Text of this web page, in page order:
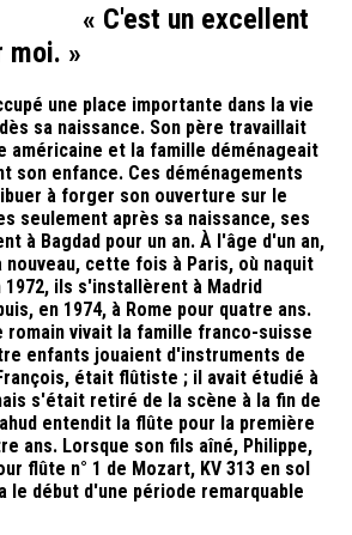
« C'est un excellent
moi. »
une place importante dans la vie
sa naissance. Son père travaillait
américaine et la famille déménageait
son enfance. Ces déménagements
à forger son ouverture sur le
seulement après sa naissance, ses
à Bagdad pour un an. À l'âge d'un an,
nouveau, cette fois à Paris, où naquit
ils s'installèrent à Madrid
en 1974, à Rome pour quatre ans.
romain vivait la famille franco-suisse
enfants jouaient d'instruments de
était flûtiste ; il avait étudié à
s'était retiré de la scène à la fin de
entendit la flûte pour la première
ans. Lorsque son fils aîné, Philippe,
flûte n° 1 de Mozart, KV 313 en sol
le début d'une période remarquable